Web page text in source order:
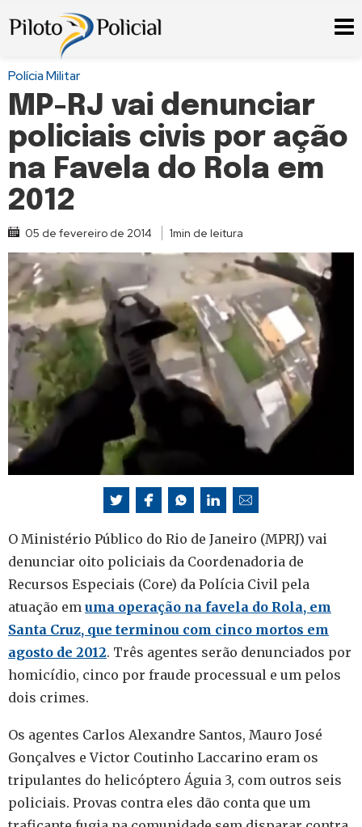
Polícia Militar
MP-RJ vai denunciar
policiais civis por ação
na Favela do Rola em
2012
05 de fevereiro de 2014 1min de leitura
O Ministério Público do Rio de Janeiro (MPRJ) vai
denunciar oito policiais da Coordenadoria de
Recursos Especiais (Core) da Polícia Civil pela
atuação em uma operação na favela do Rola, em
Santa Cruz, que terminou com cinco mortos em
agosto de 2012. Três agentes serão denunciados por
homicídio, cinco por fraude processual e um pelos
dois crimes.
Os agentes Carlos Alexandre Santos, Mauro José
Gonçalves e Victor Coutinho Laccarino eram os
tripulantes do helicóptero Águia 3, com outros seis
policiais. Provas contra eles dão conta que um